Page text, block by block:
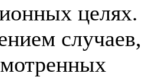
целях.
случаев,